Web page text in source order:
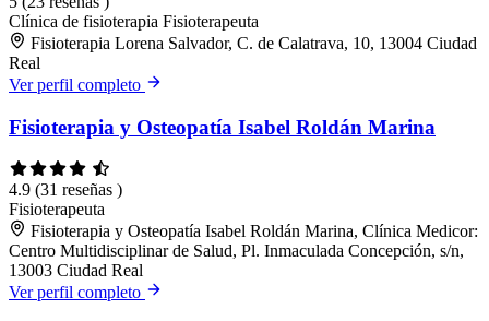
Clínica de fisioterapia Fisioterapeuta
Fisioterapia Lorena Salvador, C. de Calatrava, 10, 13004 Ciudad
Real
Ver perfil completo
Fisioterapia y Osteopatía Isabel Roldán Marina
4.9 (31 reseñas )
Fisioterapeuta
Fisioterapia y Osteopatía Isabel Roldán Marina, Clínica Medicor:
Centro Multidisciplinar de Salud, Pl. Inmaculada Concepción, s/n,
13003 Ciudad Real
Ver perfil completo